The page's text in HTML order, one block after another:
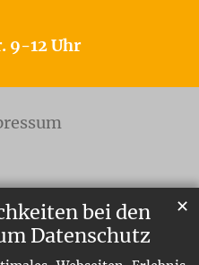
bei den
Datenschutz
✕
9-12 Uhr